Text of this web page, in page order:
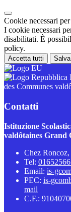
Cookie necessari
I cookie necessari
disabilitati. È
policy.
Accetta tutti
des Communes
Contatti
Istituzione
valdôtaines Grand
Chez
Tel:
Email: is-
PEC: is-
mail
C.F.: